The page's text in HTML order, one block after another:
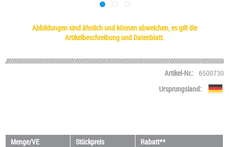
Abbildungen sind ähnlich und können abweichen, es gilt die
Artikelbeschreibung und Datenblatt.
Artikel-Nr.: 6500730
Ursprungsland:
Menge/VE Stückpreis
Rabatt**